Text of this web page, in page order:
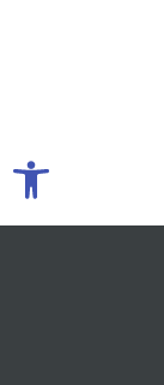
פתח